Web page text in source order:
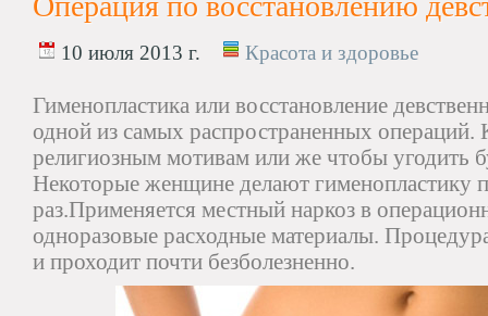
10 июля 2013 г. Красота и здоровье
Гименопластика или восстановление
одной из самых распространенных операций.
религиозным мотивам или же чтобы угодить
Некоторые женщине делают гименопластику
раз.Применяется местный наркоз в
одноразовые расходные материалы.
и проходит почти безболезненно.